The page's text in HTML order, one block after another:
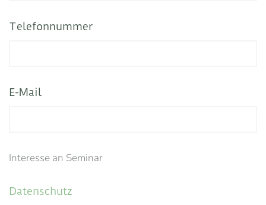
Telefonnummer
E-Mail
Interesse an Seminar
Datenschutz